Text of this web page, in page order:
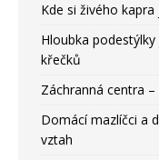
Kde si živého
Hloubka
křečků
Záchranná centra
Domácí mazlíčci a
vztah